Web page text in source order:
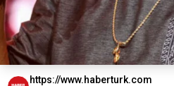
https://www.haberturk.com